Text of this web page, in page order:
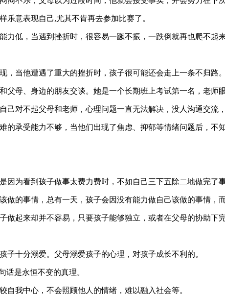
乐意表现自己,尤其不肯再去参加比赛了。
力低，当遇到挫折时，很容易一蹶不振，一跌倒就再也爬不起来
，当他遭遇了重大的挫折时，孩子很可能还会走上一条不归路。
父母、身边的朋友交谈。她是一个长期班上考试第一名，老师
己对不起父母和老师，心理问题一直无法解决，没人沟通交流
的承受能力不够，当他们出现了焦虑、抑郁等情绪问题后，不
因为看到孩子做事太费力费时，不如自己三下五除二地做完了
做的事情，总有一天，孩子会因没有能力做自己该做的事情，
做起来却并不容易，只要孩子能够独立，或者在父母的协助下
子十分溺爱。父母溺爱孩子的心理，对孩子成长不利的。
话是永恒不变的真理。
自我中心，不会照顾他人的情绪，难以融入社会等。